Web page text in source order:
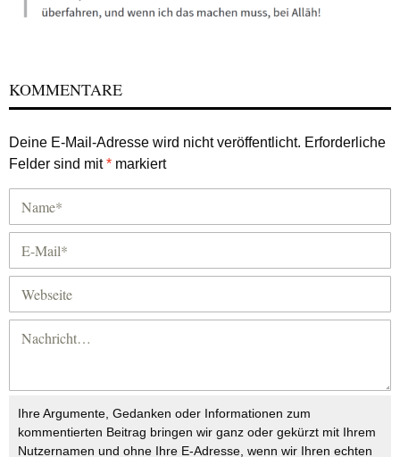
KOMMENTARE
Deine E-Mail-Adresse wird nicht veröffentlicht. Erforderliche
Felder sind mit* markiert
Ihre Argumente, Gedanken oder Informationen zum
kommentierten Beitrag bringen wir ganz oder gekürzt mit Ihrem
Nutzernamen und ohne Ihre E-Adresse, wenn wir Ihren echten